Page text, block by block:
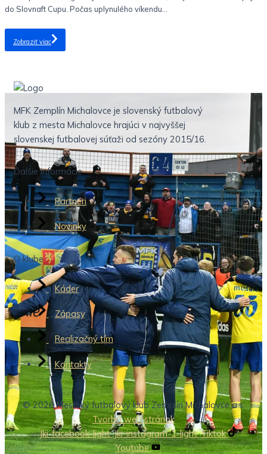
do Slovnaft Cupu. Počas uplynulého víkendu...
Zobraziť viac
MFK Zemplín Michalovce je slovenský futbalový
klub z mesta Michalovce hrajúci v najvyššej
slovenskej futbalovej súťaži od sezóny 2015/16.
Ďalšie informácie
Partneri
Novinky
O klube
Káder
Zápasy
Realizačný tím
Kontakty
© 2026 Mestský futbalový klub Zemplín Michalovce a.s.
Tvorba web stránok
Jki-facebook-light Jki-instagram-1-light Tiktok
Youtube